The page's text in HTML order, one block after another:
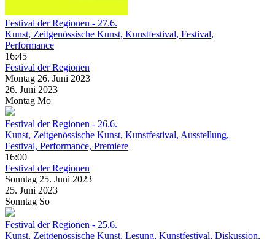
Festival der Regionen - 27.6.
Kunst, Zeitgenössische Kunst, Kunstfestival, Festival,
Performance
16:45
Festival der Regionen
Montag 26. Juni 2023
26. Juni 2023
Montag Mo
Festival der Regionen - 26.6.
Kunst, Zeitgenössische Kunst, Kunstfestival, Ausstellung,
Festival, Performance, Premiere
16:00
Festival der Regionen
Sonntag 25. Juni 2023
25. Juni 2023
Sonntag So
Festival der Regionen - 25.6.
Kunst, Zeitgenössische Kunst, Lesung, Kunstfestival, Diskussion,